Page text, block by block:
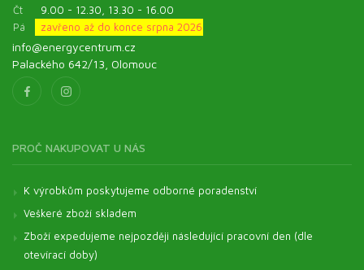
Čt
9.00 - 12.30, 13.30 - 16.00
Pá
zavřeno až do konce srpna 2026
info@energycentrum.cz
Palackého 642/13, Olomouc
PROČ NAKUPOVAT U NÁS
K výrobkům poskytujeme odborné poradenství
Veškeré zboží skladem
Zboží expedujeme nejpozději následující pracovní den (dle
otevírací doby)